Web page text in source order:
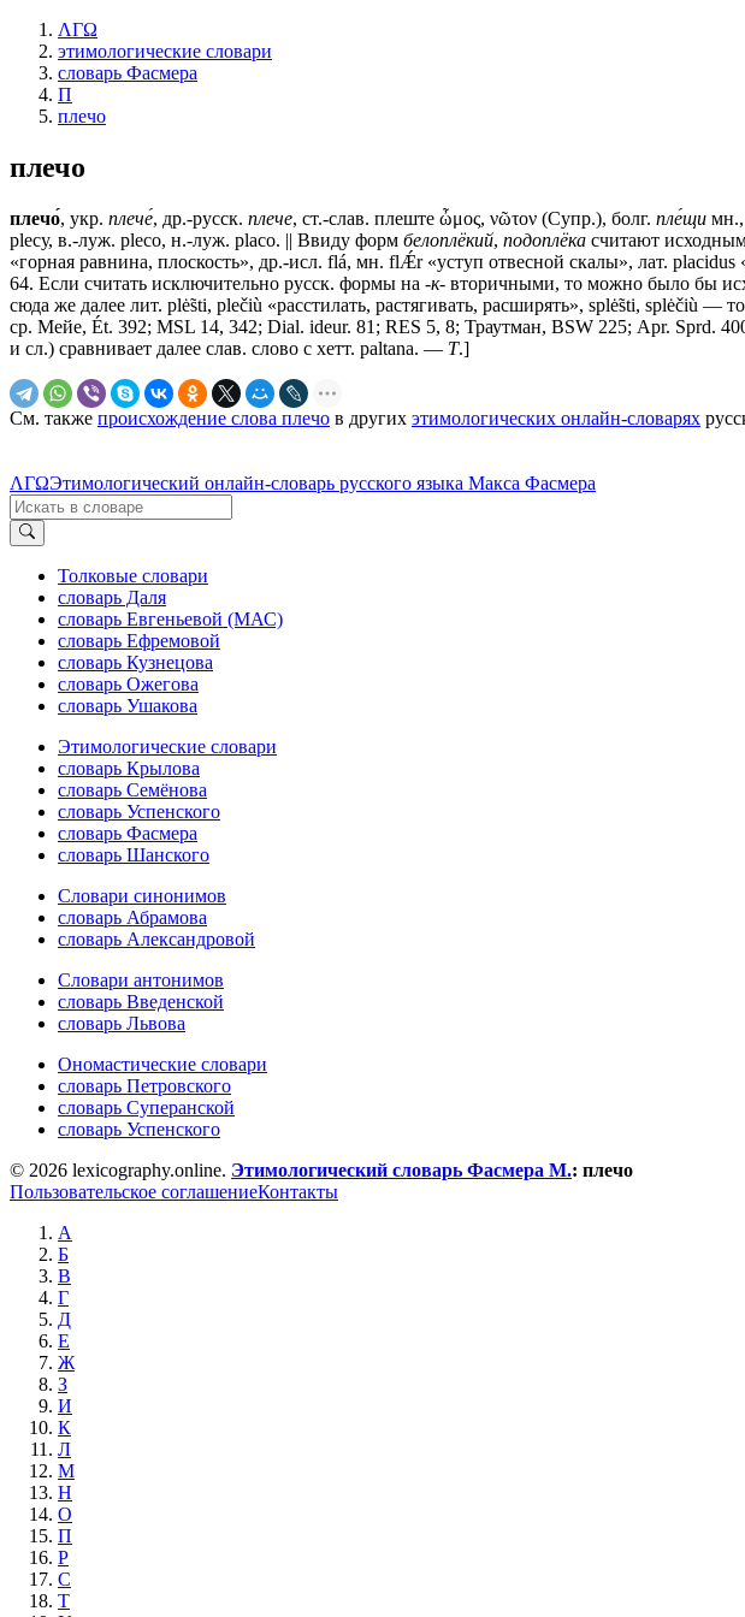
ΛΓΩ
этимологические словари
словарь Фасмера
П
плечо
плечо
плечо́, укр. плече́, др.-русск. плече, ст.-слав. плеште ὦμος, νῶτον (Супр.), болг. пле́щи мн.,
рlесу, в.-луж. рlесо, н.-луж. рlасо. || Ввиду форм белоплёкий, подоплёка считают
«горная равнина, плоскость», др.-исл. flá, мн. flǼr «уступ отвесной скалы», лат.
64. Если считать исключительно русск. формы на -к- вторичными, то можно было бы
сюда же далее лит. plė̃sti, plečiù «расстилать, растягивать, расширять», splė̃sti, splėčiù
ср. Мейе, Ét. 392; МSL 14, 342; Dial. ideur. 81; RЕS 5, 8; Траутман, ВSW 225; Арr. Sprd.
и сл.) сравнивает далее слав. слово с хетт. раltаnа. — Т.]
См. также происхождение слова плечо в других этимологических онлайн-словарях
ΛΓΩЭтимологический онлайн-словарь русского языка Макса Фасмера
Толковые словари
словарь Даля
словарь Евгеньевой (МАС)
словарь Ефремовой
словарь Кузнецова
словарь Ожегова
словарь Ушакова
Этимологические словари
словарь Крылова
словарь Семёнова
словарь Успенского
словарь Фасмера
словарь Шанского
Словари синонимов
словарь Абрамова
словарь Александровой
Словари антонимов
словарь Введенской
словарь Львова
Ономастические словари
словарь Петровского
словарь Суперанской
словарь Успенского
© 2026 lexicography.online. Этимологический словарь Фасмера М.: плечо
Пользовательское соглашениеКонтакты
А
Б
В
Г
Д
Е
Ж
З
И
К
Л
М
Н
О
П
Р
С
Т